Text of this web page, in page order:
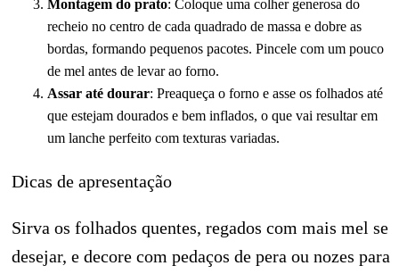
Montagem do prato: Coloque uma colher generosa do
recheio no centro de cada quadrado de massa e dobre as
bordas, formando pequenos pacotes. Pincele com um pouco
de mel antes de levar ao forno.
Assar até dourar: Preaqueça o forno e asse os folhados até
que estejam dourados e bem inflados, o que vai resultar em
um lanche perfeito com texturas variadas.
Dicas de apresentação
Sirva os folhados quentes, regados com mais mel se
desejar, e decore com pedaços de pera ou nozes para